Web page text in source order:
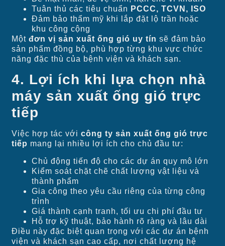
Tuân thủ các tiêu chuẩn PCCC, TCVN, ISO
Đảm bảo thẩm mỹ khi lắp đặt lộ trần hoặc
khu công cộng
Mộtđơn vị sản xuất ống gió uy tín sẽ đảm bảo
sản phẩm đồng bộ, phù hợp từng khu vực chức
năng đặc thù của bệnh viện và khách sạn.
4. Lợi ích khi lựa chọn nhà
máy sản xuất ống gió trực
tiếp
Việc hợp tác vớicông ty sản xuất ống gió trực
tiếp mang lại nhiều lợi ích cho chủ đầu tư:
Chủ động tiến độ cho các dự án quy mô lớn
Kiểm soát chặt chẽ chất lượng vật liệu và
thành phẩm
Gia công theo yêu cầu riêng của từng công
trình
Giá thành cạnh tranh, tối ưu chi phí đầu tư
Hỗ trợ kỹ thuật, bảo hành rõ ràng và lâu dài
Điều này đặc biệt quan trọng với các dự án bệnh
viện và khách sạn cao cấp, nơi chất lượng hệ